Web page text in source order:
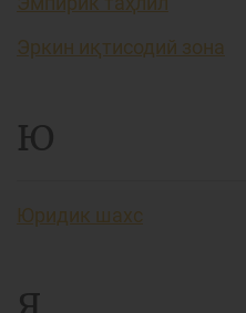
Эркин иқтисодий зона
Ю
Юридик шахс